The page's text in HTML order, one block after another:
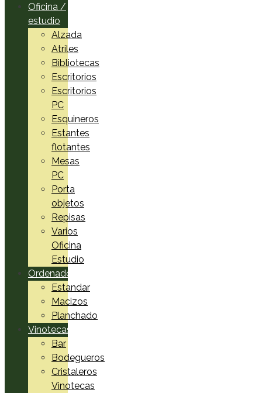
Oficina /
estudio
Alzada
Atriles
Bibliotecas
Escritorios
Escritorios
PC
Esquineros
Estantes
flotantes
Mesas
PC
Porta
objetos
Repisas
Varios
Oficina
Estudio
Ordenadores
Estandar
Macizos
Planchado
Vinotecas
Bar
Bodegueros
Cristaleros
Vinotecas